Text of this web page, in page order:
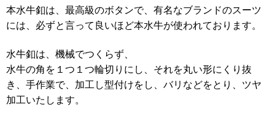
本水牛釦は、最高級のボタンで、有名なブランドのスーツ
には、必ずと言って良いほど本水牛が使われております。
水牛釦は、機械でつくらず、
水牛の角を１つ１つ輪切りにし、それを丸い形にくり抜
き、手作業で、加工し型付けをし、バリなどをとり、ツヤ
加工いたします。